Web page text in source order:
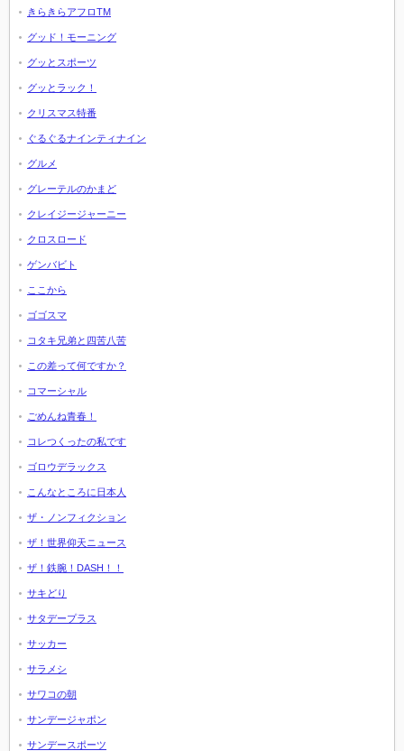
きらきらアフロTM
グッド！モーニング
グッとスポーツ
グッとラック！
クリスマス特番
ぐるぐるナインティナイン
グルメ
グレーテルのかまど
クレイジージャーニー
クロスロード
ゲンバビト
ここから
ゴゴスマ
コタキ兄弟と四苦八苦
この差って何ですか？
コマーシャル
ごめんね青春！
コレつくったの私です
ゴロウデラックス
こんなところに日本人
ザ・ノンフィクション
ザ！世界仰天ニュース
ザ！鉄腕！DASH！！
サキどり
サタデープラス
サッカー
サラメシ
サワコの朝
サンデージャポン
サンデースポーツ